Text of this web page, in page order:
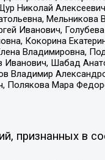
Николай
Мельникова
Иванович,
Кокорина
Владимировна,
Иванович, Шабад
Владимир
Полякова Мара
признанных в